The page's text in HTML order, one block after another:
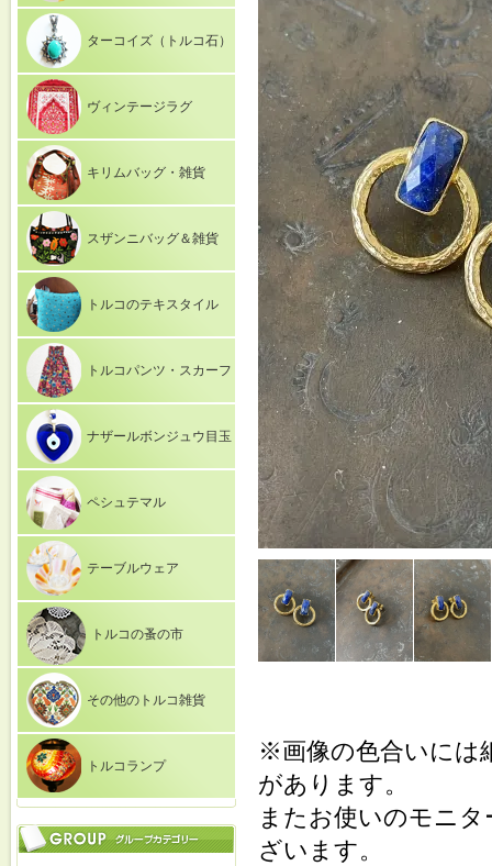
ターコイズ（トルコ石）
ヴィンテージラグ
キリムバッグ・雑貨
スザンニバッグ＆雑貨
トルコのテキスタイル
トルコパンツ・スカーフ
ナザールボンジュウ目玉
ペシュテマル
テーブルウェア
トルコの蚤の市
その他のトルコ雑貨
トルコランプ
※画像の色合いには
があります。
またお使いのモニ
ざいます。